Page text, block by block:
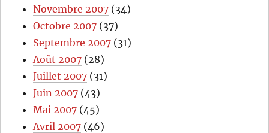
Novembre 2007 (34)
Octobre 2007 (37)
Septembre 2007 (31)
Août 2007 (28)
Juillet 2007 (31)
Juin 2007 (43)
Mai 2007 (45)
Avril 2007 (46)